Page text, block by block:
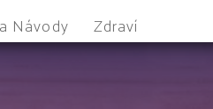
Návody Zdraví